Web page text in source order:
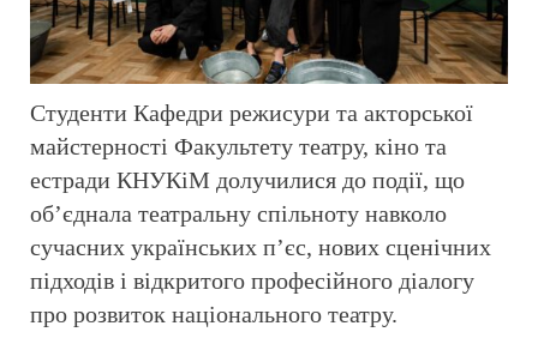
Студенти Кафедри режисури та акторської
майстерності Факультету театру, кіно та
естради КНУКіМ долучилися до події, що
об’єднала театральну спільноту навколо
сучасних українських п’єс, нових сценічних
підходів і відкритого професійного діалогу
про розвиток національного театру.